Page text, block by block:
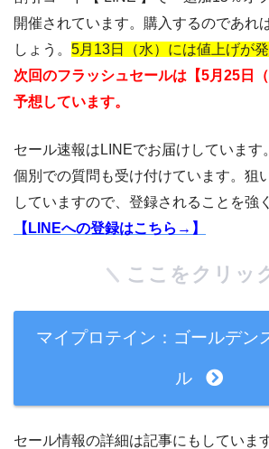
開催されています。購入するのであれ
しょう。 5月13日（水）には値上げが
次回のフラッシュセールは【5月25日
予想しています。
セール速報はLINEでお届けしています
個別での質問も受け付けています。狙
していますので、登録されることを強
【LINEへの登録はこちら→】
ここをクリッ
マイプロテイン：ゴールデン
ル
セール情報の詳細は記事にもしていま